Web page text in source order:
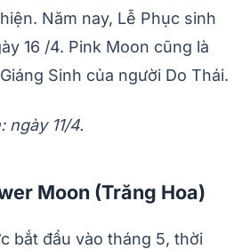
Năm nay, Lễ Phục sinh
16 /4. Pink Moon cũng là
Sinh của người Do Thái.
ngày 11/4.
Moon (Trăng Hoa)
bắt đầu vào tháng 5, thời